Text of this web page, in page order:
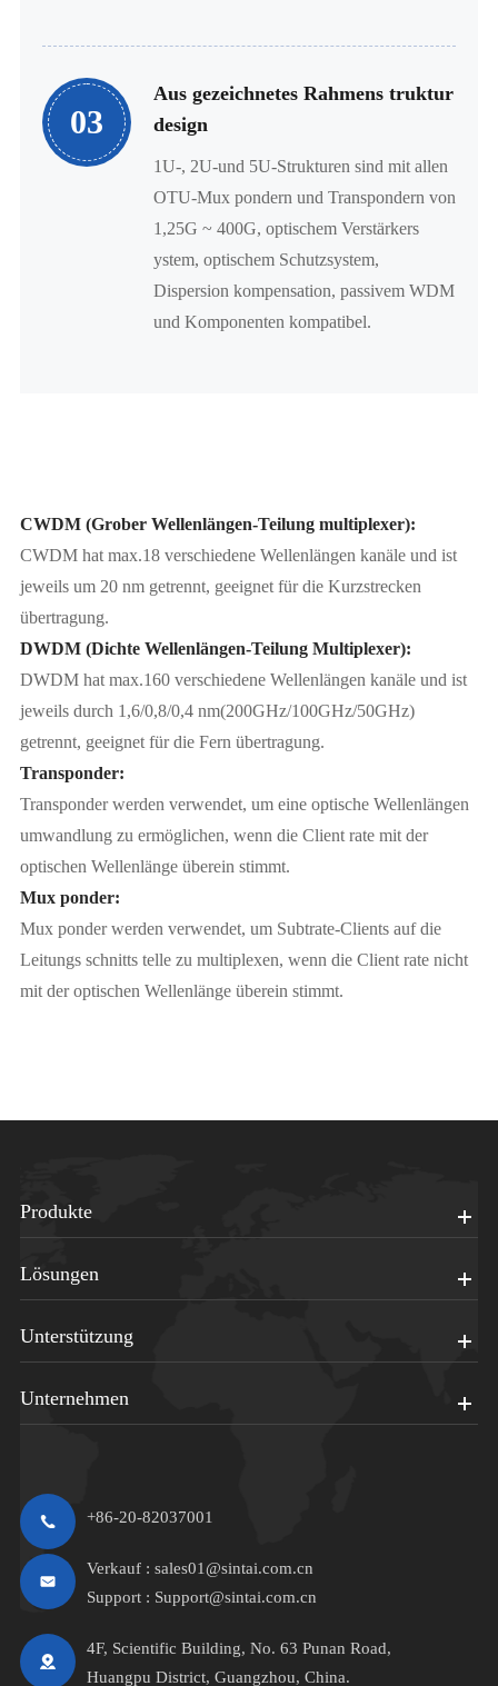
03
Aus gezeichnetes Rahmens truktur
design
1U-, 2U-und 5U-Strukturen sind mit allen
OTU-Mux pondern und Transpondern von
1,25G ~ 400G, optischem Verstärkers
ystem, optischem Schutzsystem,
Dispersion kompensation, passivem WDM
und Komponenten kompatibel.
CWDM (Grober Wellenlängen-Teilung multiplexer):
CWDM hat max.18 verschiedene Wellenlängen kanäle und ist
jeweils um 20 nm getrennt, geeignet für die Kurzstrecken
übertragung.
DWDM (Dichte Wellenlängen-Teilung Multiplexer):
DWDM hat max.160 verschiedene Wellenlängen kanäle und ist
jeweils durch 1,6/0,8/0,4 nm(200GHz/100GHz/50GHz)
getrennt, geeignet für die Fern übertragung.
Transponder:
Transponder werden verwendet, um eine optische Wellenlängen
umwandlung zu ermöglichen, wenn die Client rate mit der
optischen Wellenlänge überein stimmt.
Mux ponder:
Mux ponder werden verwendet, um Subtrate-Clients auf die
Leitungs schnitts telle zu multiplexen, wenn die Client rate nicht
mit der optischen Wellenlänge überein stimmt.
Produkte
Lösungen
Unterstützung
Unternehmen
+86-20-82037001
Verkauf : sales01@sintai.com.cn
Support : Support@sintai.com.cn
4F, Scientific Building, No. 63 Punan Road,
Huangpu District, Guangzhou, China.